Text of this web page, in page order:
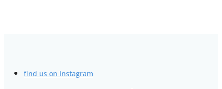
find us on instagram